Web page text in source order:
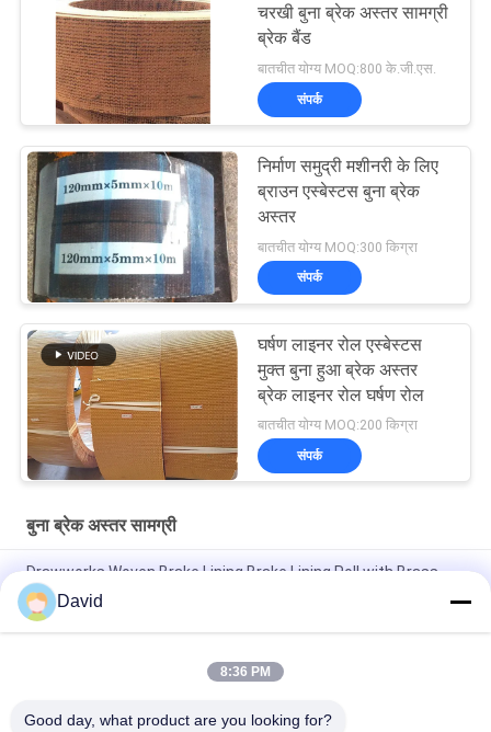
चरखी बुना ब्रेक अस्तर सामग्री
ब्रेक बैंड
बातचीत योग्य MOQ:800 के.जी.एस.
संपर्क
निर्माण समुद्री मशीनरी के लिए
ब्राउन एस्बेस्टस बुना ब्रेक
अस्तर
बातचीत योग्य MOQ:300 किग्रा
संपर्क
घर्षण लाइनर रोल एस्बेस्टस
मुक्त बुना हुआ ब्रेक अस्तर
ब्रेक लाइनर रोल घर्षण रोल
बातचीत योग्य MOQ:200 किग्रा
संपर्क
बुना ब्रेक अस्तर सामग्री
Drawworks Woven Brake Lining Brake Lining Roll with Brass
Wire Inside for Windlass
मोरिंग विंच बुना हुआ ब्रेक लाइनिंग ऑटोमोटिव ब्रेक लाइनिंग सामग्री पीतल के साथ
कृषि ट्रैक्टर बुना हुआ ब्रेक अस्तर सामग्री OEM प्रस्तावित कस्टम मोटाई ब्रेक
David
8:36 PM
Good day, what product are you looking for?